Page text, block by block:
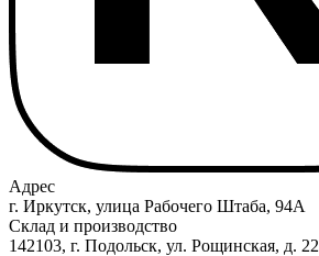
Адрес
г. Иркутск, улица Рабочего Штаба, 94А
Склад и производство
142103, г. Подольск, ул. Рощинская, д. 22